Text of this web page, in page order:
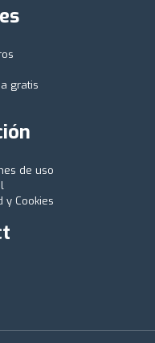
gratis
de uso
y Cookies